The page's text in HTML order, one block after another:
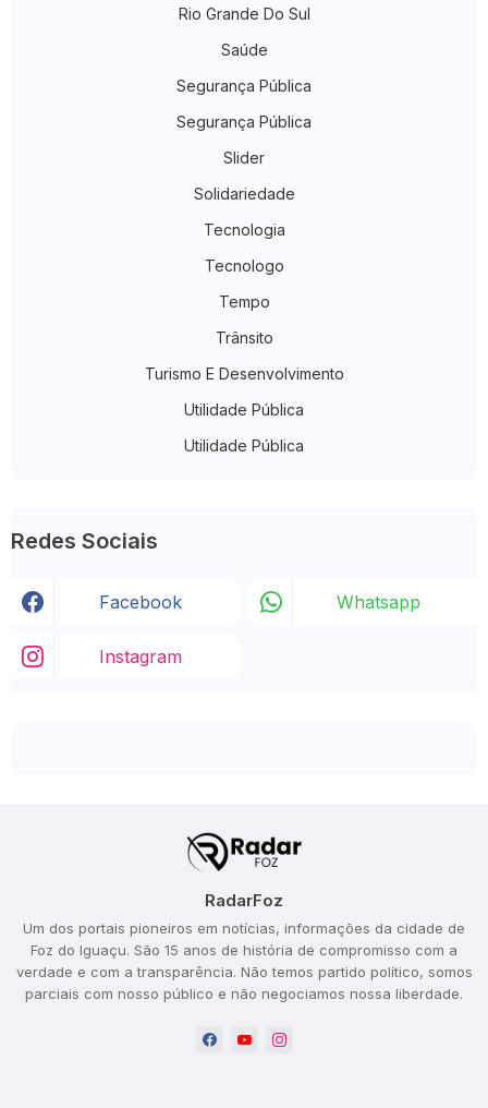
Rio Grande Do Sul
Saúde
Segurança Pública
Segurança Pública
Slider
Solidariedade
Tecnologia
Tecnologo
Tempo
Trânsito
Turismo E Desenvolvimento
Utilidade Pública
Utilidade Pública
Redes Sociais
Facebook Whatsapp
Instagram
RadarFoz
Um dos portais pioneiros em notícias, informações da cidade de
Foz do Iguaçu. São 15 anos de história de compromisso com a
verdade e com a transparência. Não temos partido político, somos
parciais com nosso público e não negociamos nossa liberdade.